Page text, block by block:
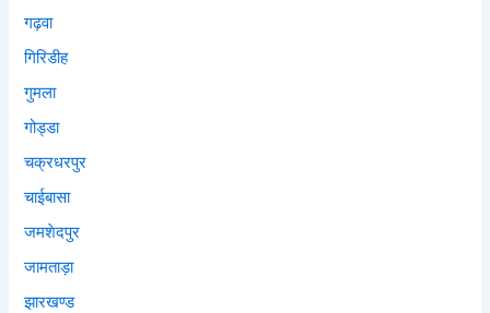
गढ़वा
गिरिडीह
गुमला
गोड्डा
चक्रधरपुर
चाईबासा
जमशेदपुर
जामताड़ा
झारखण्ड